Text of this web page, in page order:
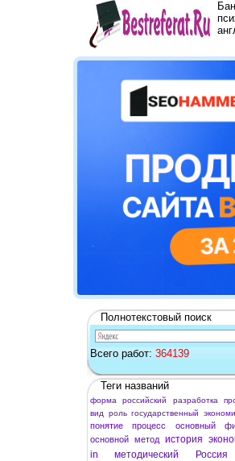
Полнотекстовый поиск
Всего работ: 364139
Теги названий
форма российский разработка
вид
роль государственный
понятие
процесс основный
основной метод история
in
методический Россия